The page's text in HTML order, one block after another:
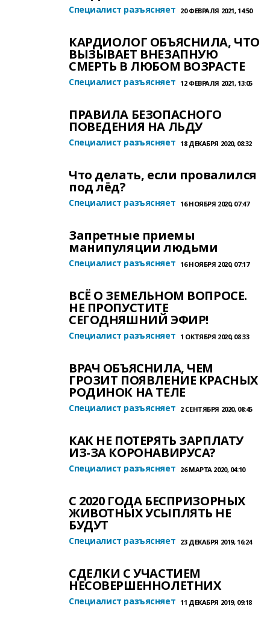
Специалист разъясняет 20 ФЕВРАЛЯ 2021, 14:50
КАРДИОЛОГ ОБЪЯСНИЛА, ЧТО
ВЫЗЫВАЕТ ВНЕЗАПНУЮ
СМЕРТЬ В ЛЮБОМ ВОЗРАСТЕ
Специалист разъясняет 12 ФЕВРАЛЯ 2021, 13:05
ПРАВИЛА БЕЗОПАСНОГО
ПОВЕДЕНИЯ НА ЛЬДУ
Специалист разъясняет 18 ДЕКАБРЯ 2020, 08:32
Что делать, если провалился
под лёд?
Специалист разъясняет 16 НОЯБРЯ 2020, 07:47
Запретные приемы
манипуляции людьми
Специалист разъясняет 16 НОЯБРЯ 2020, 07:17
ВСЁ О ЗЕМЕЛЬНОМ ВОПРОСЕ.
НЕ ПРОПУСТИТЕ
СЕГОДНЯШНИЙ ЭФИР!
Специалист разъясняет 1 ОКТЯБРЯ 2020, 08:33
ВРАЧ ОБЪЯСНИЛА, ЧЕМ
ГРОЗИТ ПОЯВЛЕНИЕ КРАСНЫХ
РОДИНОК НА ТЕЛЕ
Специалист разъясняет 2 СЕНТЯБРЯ 2020, 08:45
КАК НЕ ПОТЕРЯТЬ ЗАРПЛАТУ
ИЗ-ЗА КОРОНАВИРУСА?
Специалист разъясняет 26 МАРТА 2020, 04:10
С 2020 ГОДА БЕСПРИЗОРНЫХ
ЖИВОТНЫХ УСЫПЛЯТЬ НЕ
БУДУТ
Специалист разъясняет 23 ДЕКАБРЯ 2019, 16:24
СДЕЛКИ С УЧАСТИЕМ
НЕСОВЕРШЕННОЛЕТНИХ
Специалист разъясняет 11 ДЕКАБРЯ 2019, 09:18